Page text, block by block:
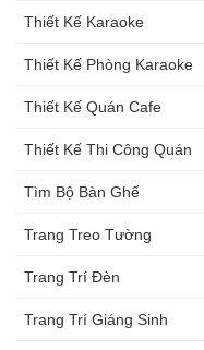
Thiết Kế Karaoke
Thiết Kế Phòng Karaoke
Thiết Kế Quán Cafe
Thiết Kế Thi Công Quán
Tìm Bộ Bàn Ghế
Trang Treo Tường
Trang Trí Đèn
Trang Trí Giáng Sinh